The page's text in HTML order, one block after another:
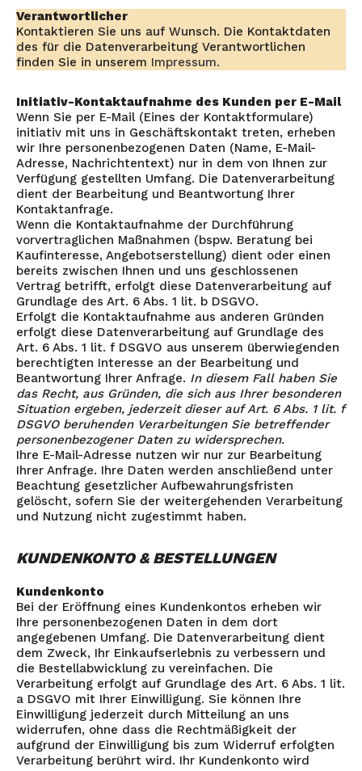
Verantwortlicher
Kontaktieren Sie uns auf Wunsch. Die Kontaktdaten
des für die Datenverarbeitung Verantwortlichen
finden Sie in unserem Impressum.
Initiativ-Kontaktaufnahme des Kunden per E-Mail
Wenn Sie per E-Mail (Eines der Kontaktformulare)
initiativ mit uns in Geschäftskontakt treten, erheben
wir Ihre personenbezogenen Daten (Name, E-Mail-
Adresse, Nachrichtentext) nur in dem von Ihnen zur
Verfügung gestellten Umfang. Die Datenverarbeitung
dient der Bearbeitung und Beantwortung Ihrer
Kontaktanfrage.
Wenn die Kontaktaufnahme der Durchführung
vorvertraglichen Maßnahmen (bspw. Beratung bei
Kaufinteresse, Angebotserstellung) dient oder einen
bereits zwischen Ihnen und uns geschlossenen
Vertrag betrifft, erfolgt diese Datenverarbeitung auf
Grundlage des Art. 6 Abs. 1 lit. b DSGVO.
Erfolgt die Kontaktaufnahme aus anderen Gründen
erfolgt diese Datenverarbeitung auf Grundlage des
Art. 6 Abs. 1 lit. f DSGVO aus unserem überwiegenden
berechtigten Interesse an der Bearbeitung und
Beantwortung Ihrer Anfrage. In diesem Fall haben Sie
das Recht, aus Gründen, die sich aus Ihrer besonderen
Situation ergeben, jederzeit dieser auf Art. 6 Abs. 1 lit. f
DSGVO beruhenden Verarbeitungen Sie betreffender
personenbezogener Daten zu widersprechen.
Ihre E-Mail-Adresse nutzen wir nur zur Bearbeitung
Ihrer Anfrage. Ihre Daten werden anschließend unter
Beachtung gesetzlicher Aufbewahrungsfristen
gelöscht, sofern Sie der weitergehenden Verarbeitung
und Nutzung nicht zugestimmt haben.
KUNDENKONTO & BESTELLUNGEN
Kundenkonto
Bei der Eröffnung eines Kundenkontos erheben wir
Ihre personenbezogenen Daten in dem dort
angegebenen Umfang. Die Datenverarbeitung dient
dem Zweck, Ihr Einkaufserlebnis zu verbessern und
die Bestellabwicklung zu vereinfachen. Die
Verarbeitung erfolgt auf Grundlage des Art. 6 Abs. 1 lit.
a DSGVO mit Ihrer Einwilligung. Sie können Ihre
Einwilligung jederzeit durch Mitteilung an uns
widerrufen, ohne dass die Rechtmäßigkeit der
aufgrund der Einwilligung bis zum Widerruf erfolgten
Verarbeitung berührt wird. Ihr Kundenkonto wird